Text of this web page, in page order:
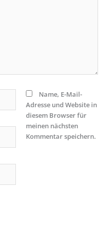
Name, E-Mail-
Adresse und Website in
diesem Browser für
meinen nächsten
Kommentar speichern.